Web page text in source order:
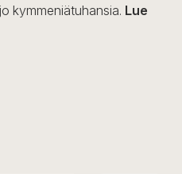
kymmeniätuhansia. Lue